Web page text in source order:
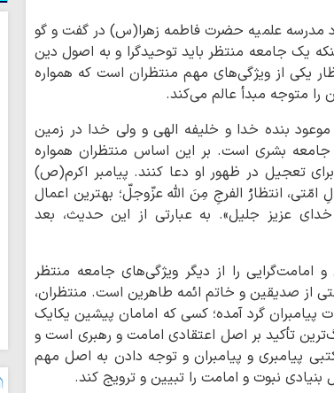
مدرسه علمیه حضرت فاطمه زهرا(س) در گفت و گو
یک جامعه منتظر باید توحیدگرا و به اصول دین
یکی از ویژگی‌های مهم منتظران است که همواره
را متوجه مبدأ عالم می‌کند.
بنده خدا و خلیفه الهی و ولی خدا در زمین
بشری است. بر این اساس منتظران همواره
برای تعجیل در ظهور او دعا کنند. پیامبر اکرم(ص)
امّتی، ‌انتظارُ الفرجِ مِنَ الله عزّوجلّ؛ بهترین اعمال
عزیز جلیل». به عبارتی از این حدیث، بعد
امامت‌گرایی را از دیگر ویژگی‌های جامعه منتظر
از صدیقین و خاتم ائمه طاهرین است. منتظران،
گرد آمده؛ کسی که امامان پیشین یکایک
تأکید بر اصل اعتقادی امامت و رهبری است و
پیامبری و پیامبران و توجه دادن به اصل مهم
نبوت و امامت را تبیین و ترویج کند.